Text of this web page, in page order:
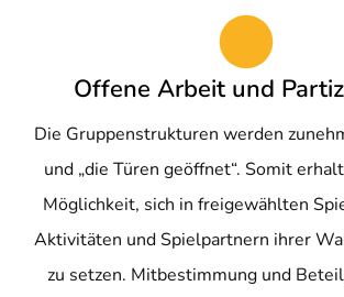
Offene Arbeit und
Die Gruppenstrukturen werden
und „die Türen geöffnet“. Somit
Möglichkeit, sich in freigewählten
Aktivitäten und Spielpartnern ihrer
zu setzen. Mitbestimmung und